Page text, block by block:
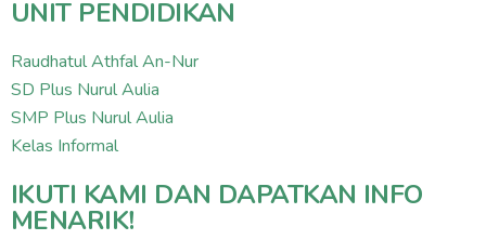
UNIT PENDIDIKAN
Raudhatul Athfal An-Nur
SD Plus Nurul Aulia
SMP Plus Nurul Aulia
Kelas Informal
IKUTI KAMI DAN DAPATKAN INFO
MENARIK!